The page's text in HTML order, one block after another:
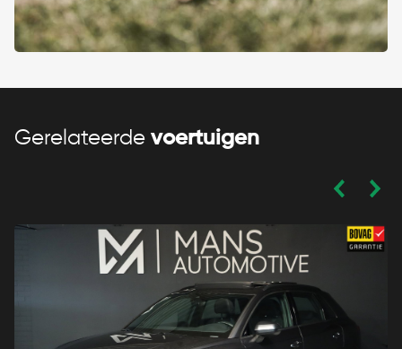
Gerelateerdevoertuigen